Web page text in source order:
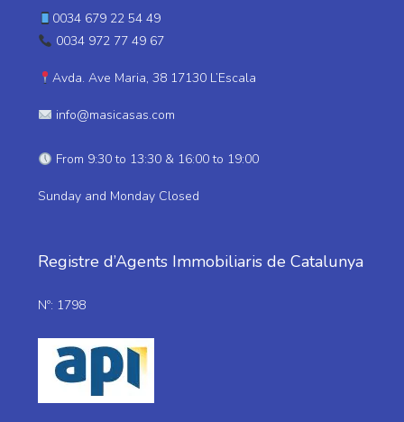
0034 679 22 54 49
0034 972 77 49 67
Avda. Ave Maria, 38 17130 L’Escala
info@masicasas.com
From 9:30 to 13:30 & 16:00 to 19:00
Sunday and Monday Closed
Registre d’Agents Immobiliaris de Catalunya
Nº: 1798